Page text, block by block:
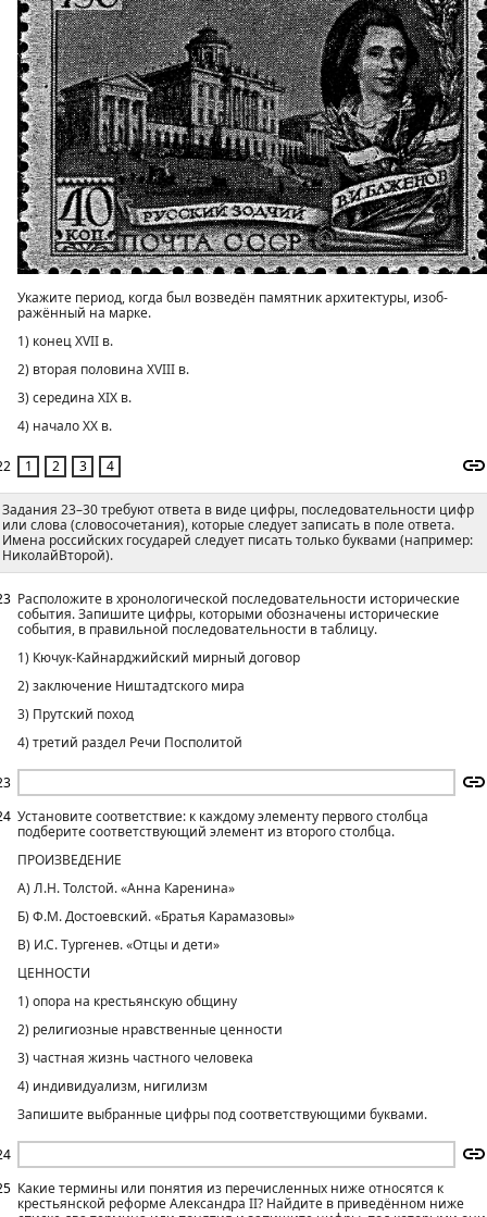
Ука­жи­те пе­ри­од, когда был воз­ведён па­мят­ник ар­хи­тек­ту­ры, изоб­
ражённый на марке.
1) конец XVII в.
2) вто­рая по­ло­ви­на XVIII в.
3) се­ре­ди­на XIX в.
4) на­ча­ло XX в.
Задания 23–30 требуют ответа в виде цифры, последовательности цифр
или слова (словосочетания), которые следует записать в поле ответа.
Имена российских государей следует писать только буквами (например:
НиколайВторой).
Расположите в хронологической последовательности исторические
события. Запишите цифры, которыми обозначены исторические
события, в правильной последовательности в таблицу.
1) Кючук-Кайнарджийский мирный договор
2) заключение Ништадтского мира
3) Прутский поход
4) третий раздел Речи Посполитой
Установите соответствие: к каждому элементу первого столбца
подберите соответствующий элемент из второго столбца.
ПРОИЗВЕДЕНИЕ
А) Л.Н. Толстой. «Анна Каренина»
Б) Ф.М. Достоевский. «Братья Карамазовы»
В) И.С. Тургенев. «Отцы и дети»
ЦЕННОСТИ
1) опора на крестьянскую общину
2) религиозные нравственные ценности
3) частная жизнь частного человека
4) индивидуализм, нигилизм
Запишите выбранные цифры под соответствующими буквами.
Какие термины или понятия из перечисленных ниже относятся к
крестьянской реформе Александра II? Найдите в приведённом ниже